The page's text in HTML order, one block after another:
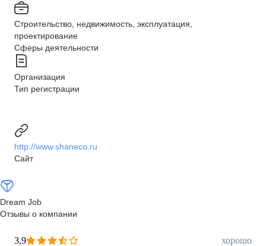
Строительство, недвижимость, эксплуатация,
проектирование
Сферы деятельности
Организация
Тип регистрации
http://www.shaneco.ru
Сайт
Dream Job
Отзывы о компании
3,9
хорошо